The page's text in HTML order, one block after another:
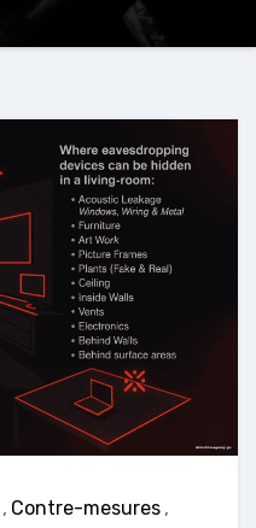
, Contre-mesures ,